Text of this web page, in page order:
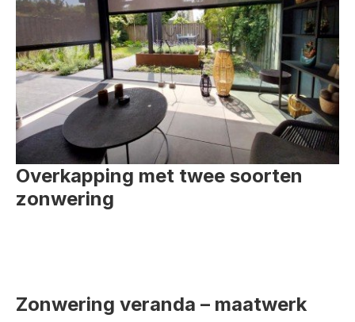
Overkapping met twee soorten
zonwering
Zonwering veranda – maatwerk